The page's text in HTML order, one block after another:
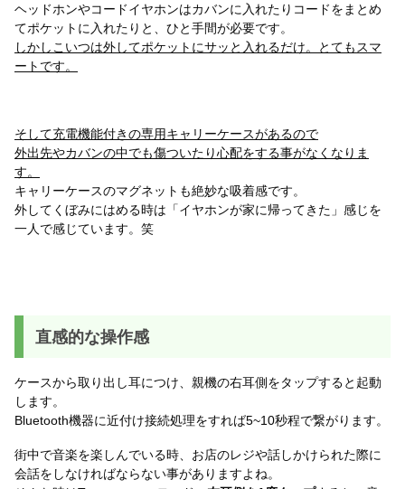
ヘッドホンやコードイヤホンはカバンに入れたりコードをまとめ
てポケットに入れたりと、ひと手間が必要です。
しかしこいつは外してポケットにサッと入れるだけ。とてもスマ
ートです。
そして充電機能付きの専用キャリーケースがあるので
外出先やカバンの中でも傷ついたり心配をする事がなくなりま
す。
キャリーケースのマグネットも絶妙な吸着感です。
外してくぼみにはめる時は「イヤホンが家に帰ってきた」感じを
一人で感じています。笑
直感的な操作感
ケースから取り出し耳につけ、親機の右耳側をタップすると起動
します。
Bluetooth機器に近付け接続処理をすれば5~10秒程で繋がります。
街中で音楽を楽しんでいる時、お店のレジや話しかけられた際に
会話をしなければならない事がありますよね。